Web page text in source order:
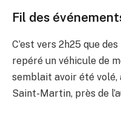
Fil des
C’est vers 2h25 que
repéré un véhicule de
semblait avoir été volé,
Saint-Martin, près de